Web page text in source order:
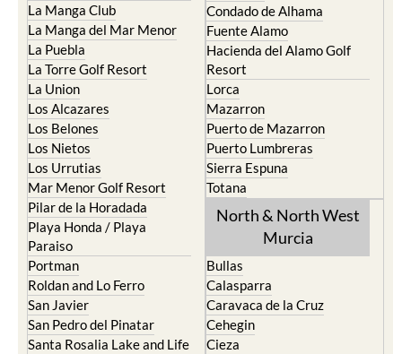
La Manga Club
La Manga del Mar Menor
La Puebla
La Torre Golf Resort
La Union
Los Alcazares
Los Belones
Los Nietos
Los Urrutias
Mar Menor Golf Resort
Pilar de la Horadada
Playa Honda / Playa
Paraiso
Portman
Roldan and Lo Ferro
San Javier
San Pedro del Pinatar
Santa Rosalia Lake and Life
Condado de Alhama
Fuente Alamo
Hacienda del Alamo Golf
Resort
Lorca
Mazarron
Puerto de Mazarron
Puerto Lumbreras
Sierra Espuna
Totana
North & North West
Murcia
Bullas
Calasparra
Caravaca de la Cruz
Cehegin
Cieza